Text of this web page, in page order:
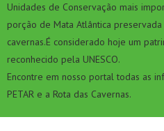
Unidades de Conservação mais
porção de Mata Atlântica
cavernas.É considerado hoje um
reconhecido pela UNESCO.
Encontre em nosso portal todas as
PETAR e a Rota das Cavernas.